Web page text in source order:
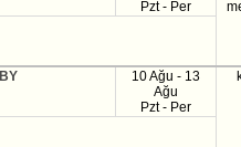
Pzt - Per
BY
10 Ağu - 13
Ağu
Pzt - Per